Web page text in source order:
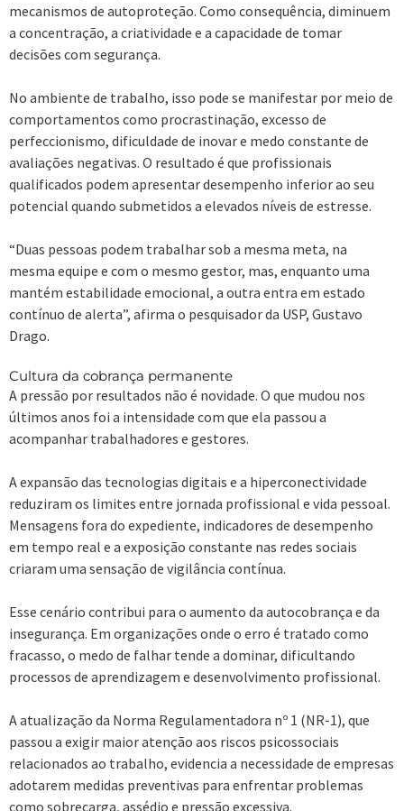
mecanismos de autoproteção. Como consequência, diminuem
a concentração, a criatividade e a capacidade de tomar
decisões com segurança.
No ambiente de trabalho, isso pode se manifestar por meio de
comportamentos como procrastinação, excesso de
perfeccionismo, dificuldade de inovar e medo constante de
avaliações negativas. O resultado é que profissionais
qualificados podem apresentar desempenho inferior ao seu
potencial quando submetidos a elevados níveis de estresse.
“Duas pessoas podem trabalhar sob a mesma meta, na
mesma equipe e com o mesmo gestor, mas, enquanto uma
mantém estabilidade emocional, a outra entra em estado
contínuo de alerta”, afirma o pesquisador da USP, Gustavo
Drago.
Cultura da cobrança permanente
A pressão por resultados não é novidade. O que mudou nos
últimos anos foi a intensidade com que ela passou a
acompanhar trabalhadores e gestores.
A expansão das tecnologias digitais e a hiperconectividade
reduziram os limites entre jornada profissional e vida pessoal.
Mensagens fora do expediente, indicadores de desempenho
em tempo real e a exposição constante nas redes sociais
criaram uma sensação de vigilância contínua.
Esse cenário contribui para o aumento da autocobrança e da
insegurança. Em organizações onde o erro é tratado como
fracasso, o medo de falhar tende a dominar, dificultando
processos de aprendizagem e desenvolvimento profissional.
A atualização da Norma Regulamentadora nº 1 (NR-1), que
passou a exigir maior atenção aos riscos psicossociais
relacionados ao trabalho, evidencia a necessidade de empresas
adotarem medidas preventivas para enfrentar problemas
como sobrecarga, assédio e pressão excessiva.